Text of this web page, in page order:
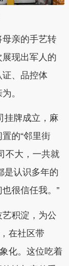
亲的手艺转
现出军人的
、品控体
。
牌成立，麻
的“邻里街
不大，一共就
是认识多年的
很信任我。”
积淀，为公
在社区带
化。这位吃着